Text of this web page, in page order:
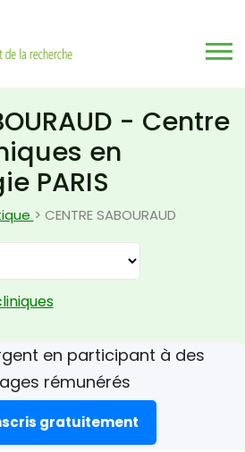
- Centre
en
PARIS
> CENTRE SABOURAUD
en participant à des
rémunérés
gratuitement